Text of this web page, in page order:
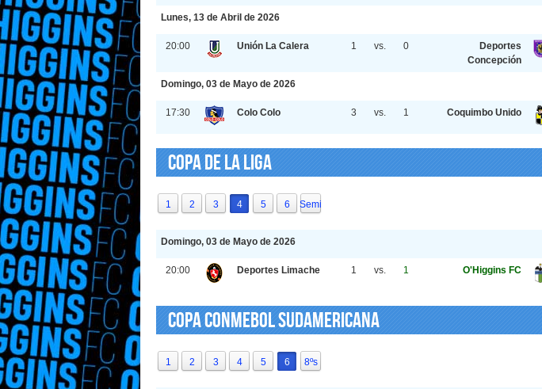
Lunes, 13 de Abril de 2026
20:00 Unión La Calera 1 vs. 0
Deportes
Concepción
Domingo, 03 de Mayo de 2026
17:30 Colo Colo 3 vs. 1 Coquimbo Unido
Copa de La Liga
1 2 3 4 5 6 Semi
Domingo, 03 de Mayo de 2026
20:00 Deportes Limache 1 vs. 1 O'Higgins FC
Copa CONMEBOL Sudamericana
1 2 3 4 5 6 8ºs